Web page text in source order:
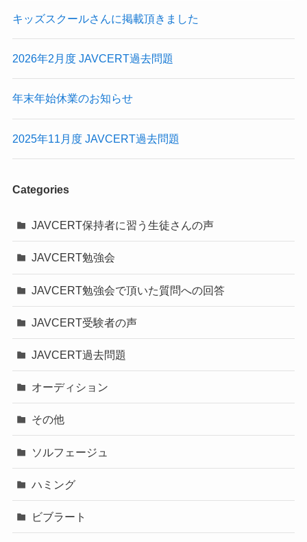
キッズスクールさんに掲載頂きました
2026年2月度 JAVCERT過去問題
年末年始休業のお知らせ
2025年11月度 JAVCERT過去問題
Categories
JAVCERT保持者に習う生徒さんの声
JAVCERT勉強会
JAVCERT勉強会で頂いた質問への回答
JAVCERT受験者の声
JAVCERT過去問題
オーディション
その他
ソルフェージュ
ハミング
ビブラート